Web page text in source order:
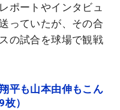
ポートやインタビュ
っていたが、その合
の試合を球場で観戦
平も山本由伸もこん
）